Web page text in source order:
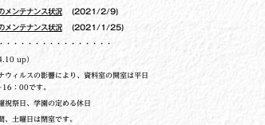
メンテナンス状況(2021/2/9)
メンテナンス状況(2021/1/25)
・・・・・・・・・・・・・・・
up）
ウィルスの影響により、資料室の開室は平日
：00です。
祝祭日、学園の定める休日
、土曜日は閉室です。